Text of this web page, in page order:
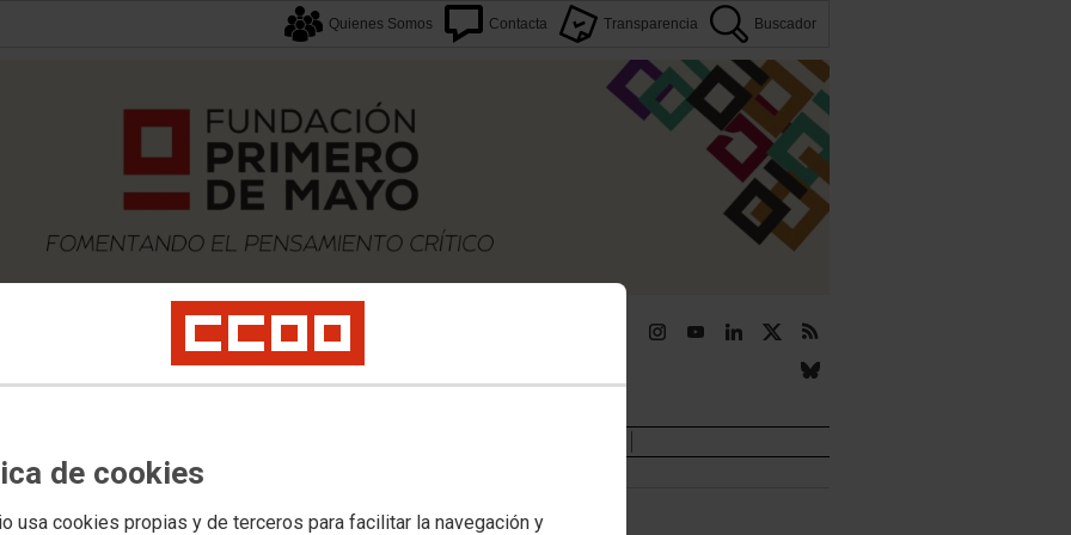
de cookies
usa cookies propias y de terceros para facilitar la navegación y
Quienes Somos Contacta Transparencia Buscador